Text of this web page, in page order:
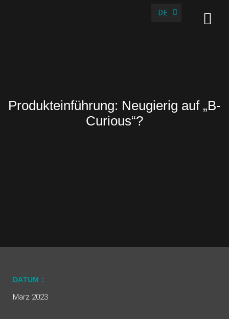
DE
EN
Produkteinführung: Neugierig auf „B-
Curious“?
DATUM :
März 2023